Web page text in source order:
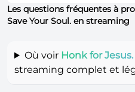
Les questions fréquentes à
Save Your Soul. en streaming
Où voir Honk for Jesus.
streaming complet et